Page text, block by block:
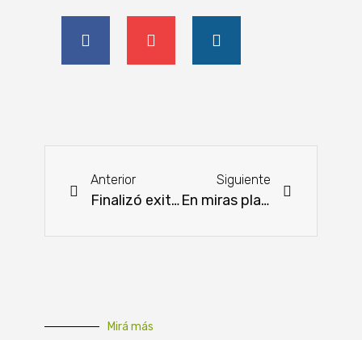
Anterior
Finalizó exitosamente el Taller Nacional sobre el Sistema Acuífero Guaraní
Siguiente
En miras plan piloto para la auto emisión de Certificados de Producto y Empleo Nacional
Mirá más